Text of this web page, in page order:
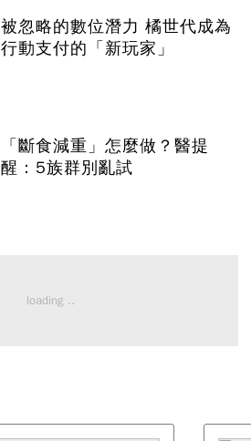
被忽略的數位潛力 橘世代成為
行動支付的「新玩家」
「斷食減重」怎麼做？醫提
醒：5族群別亂試